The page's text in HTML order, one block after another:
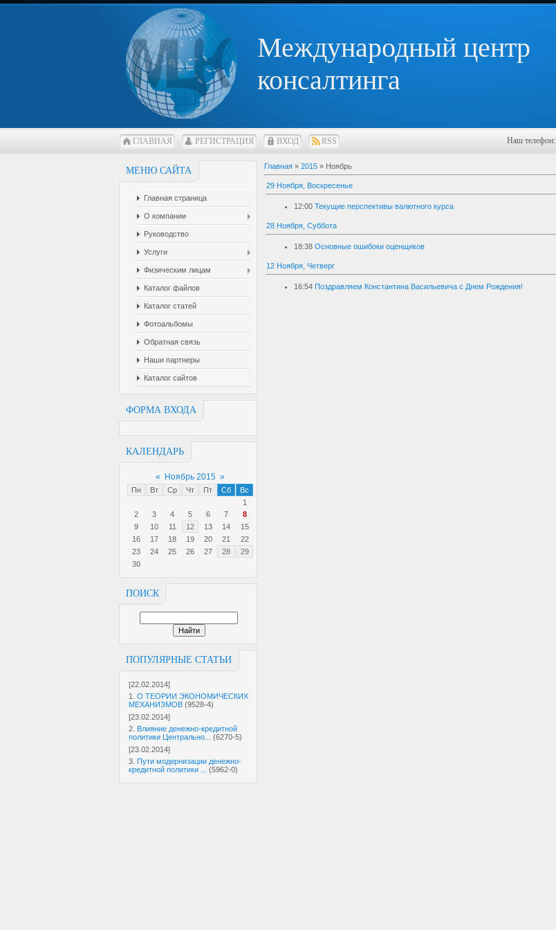
Международный центр
консалтинга
ГЛАВНАЯ РЕГИСТРАЦИЯ ВХОД RSS Наш телефон:
МЕНЮ САЙТА
Главная страница
О компании
Руководство
Услуги
Физическим лицам
Каталог файлов
Каталог статей
Фотоальбомы
Обратная связь
Наши партнеры
Каталог сайтов
ФОРМА ВХОДА
КАЛЕНДАРЬ
« Ноябрь 2015 »
Пн Вт Ср Чт Пт Сб
Вс
1
2
3 4 5 6 7
8
9
10 11 12 13 14
15
16
17 18 19 20 21
22
23
24 25 26 27 28
29
30
ПОИСК
ПОПУЛЯРНЫЕ СТАТЬИ
[22.02.2014]
1. О ТЕОРИИ ЭКОНОМИЧЕСКИХ
МЕХАНИЗМОВ (9528-4)
[23.02.2014]
2. Влияние денежно-кредитной
политики Центрально...
(6270-5)
[23.02.2014]
3. Пути модернизации денежно-
кредитной политики ...
(5962-0)
Главная » 2015 » Ноябрь
29 Ноября, Воскресенье
12:00 Текущие перспективы валютного курса
28 Ноября, Суббота
18:38 Основные ошибоки оценщиков
12 Ноября, Четверг
16:54 Поздравляем Константина Васильевича с Днем Рождения!